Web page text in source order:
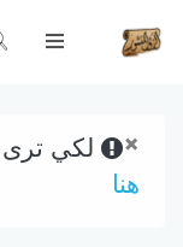
× لكي ترى
هنا